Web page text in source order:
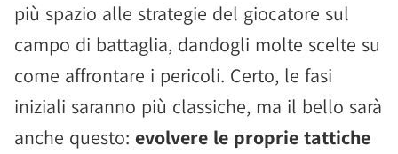
più spazio alle strategie del giocatore sul
campo di battaglia, dandogli molte scelte su
come affrontare i pericoli. Certo, le fasi
iniziali saranno più classiche, ma il bello sarà
anche questo: evolvere le proprie tattiche